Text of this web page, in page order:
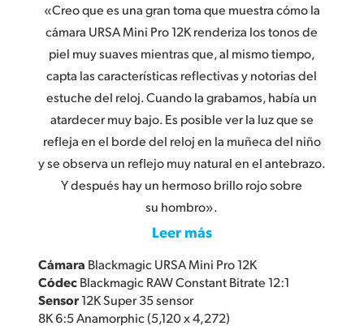
«Creo que es una gran toma que muestra cómo la
cámara URSA Mini Pro 12K renderiza los tonos de
piel muy suaves mientras que, al mismo tiempo,
capta las características reflectivas y notorias del
estuche del reloj. Cuando la grabamos, había un
atardecer muy bajo. Es posible ver la luz que se
refleja en el borde del reloj en la muñeca del niño
y se observa un reflejo muy natural en el antebrazo.
Y después hay un hermoso brillo rojo sobre
su hombro».
Leer más
Cámara Blackmagic URSA Mini Pro 12K
CódecBlackmagic RAW Constant Bitrate 12:1
Sensor12K Super 35 sensor
8K 6:5 Anamorphic (5,120 x 4,272)